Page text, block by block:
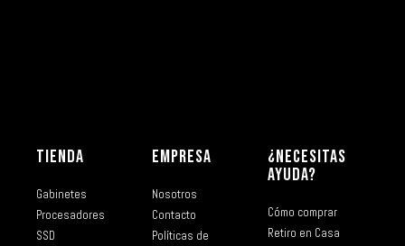
TIENDA
Gabinetes
Procesadores
SSD
EMPRESA
Nosotros
Contacto
Políticas de
¿NECESITAS
AYUDA?
Cómo comprar
Retiro en Casa